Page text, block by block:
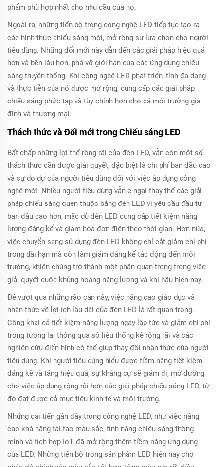
phẩm phù hợp nhất cho nhu cầu của họ.
Ngoài ra, những tiến bộ trong công nghệ LED tiếp tục tạo ra
các hình thức chiếu sáng mới, mở rộng sự lựa chọn cho người
tiêu dùng. Những đổi mới này dẫn đến các giải pháp hiệu quả
hơn và bền lâu hơn, phá vỡ giới hạn của các ứng dụng chiếu
sáng truyền thống. Khi công nghệ LED phát triển, tính đa dạng
và thực tiễn của nó được mở rộng, cung cấp các giải pháp
chiếu sáng phức tạp và tùy chỉnh hơn cho cả môi trường gia
đình và thương mại.
Thách thức và Đổi mới trong Chiếu sáng LED
Bất chấp những lợi thế rộng rãi của đèn LED, vẫn còn một số
thách thức cần được giải quyết, đặc biệt là chi phí ban đầu cao
và sự do dự của người tiêu dùng đối với việc áp dụng công
nghệ mới. Nhiều người tiêu dùng vẫn e ngại thay thế các giải
pháp chiếu sáng quen thuộc bằng đèn LED vì yêu cầu đầu tư
ban đầu cao hơn, mặc dù đèn LED cung cấp tiết kiệm năng
lượng đáng kể và giảm hóa đơn điện theo thời gian. Hơn nữa,
việc chuyển sang sử dụng đèn LED không chỉ cắt giảm chi phí
trong dài hạn mà còn làm giảm đáng kể tác động đến môi
trường, khiến chúng trở thành một phần quan trọng trong việc
giải quyết cuộc khủng hoảng năng lượng và khí hậu hiện nay.
Để vượt qua những rào cản này, việc nâng cao giáo dục và
nhận thức về lợi ích lâu dài của đèn LED là rất quan trọng.
Công khai cả tiết kiệm năng lượng ngay lập tức và giảm chi phí
trong tương lai thông qua số liệu thống kê rộng rãi và các
nghiên cứu điển hình có thể giúp thay đổi nhận thức của người
tiêu dùng. Khi người tiêu dùng hiểu được tiềm năng tiết kiệm
đáng kể và tăng hiệu quả, sự kháng cự sẽ giảm đi, mở đường
cho việc áp dụng rộng rãi hơn các giải pháp chiếu sáng LED, từ
đó đạt được cả mục tiêu kinh tế và môi trường.
Những cải tiến gần đây trong công nghệ LED, như việc nâng
cao khả năng tái tạo màu sắc, tính năng chiếu sáng thông
minh và tích hợp IoT, đã mở rộng thêm tiềm năng ứng dụng
của LED. Những tiến bộ trong sản phẩm LED hiện nay cho